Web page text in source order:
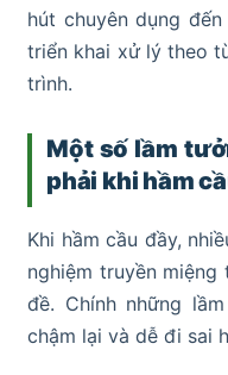
hút chuyên dụng
triển khai xử lý theo
trình.
Một số lầm
phải khi hầm
Khi hầm cầu đầy,
nghiệm truyền
đề. Chính những
chậm lại và dễ đi sai